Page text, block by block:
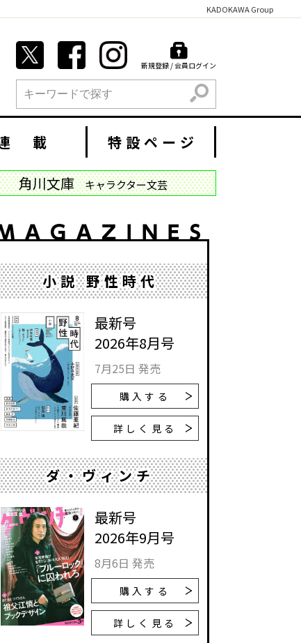
KADOKAWA Group
新規登録 / 会員ログイン
検索
載 特設ページ
角川文庫 キャラクター文芸
小説 野性時代
最新号
2026年8月号
7月25日 発売
購入する
詳しく見る
ダ・ヴィンチ
最新号
2026年9月号
8月6日 発売
購入する
詳しく見る